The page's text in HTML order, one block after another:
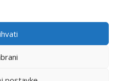
HATZ – 2026